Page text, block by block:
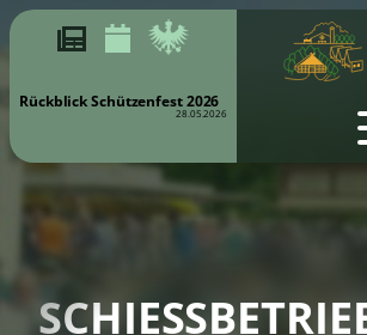
Rückblick Schützenfest 2026
28.05.2026
SCHIESSBETRIEB